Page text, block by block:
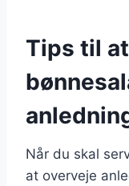
Tips til
Når du skal
at overveje